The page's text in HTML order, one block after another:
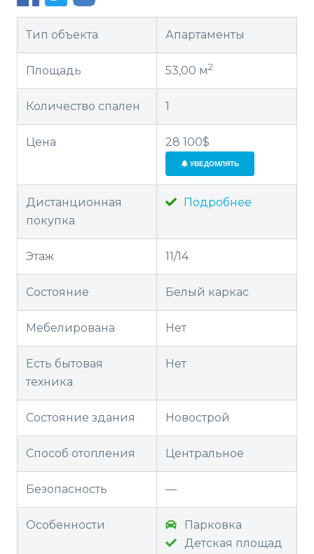
Тип объекта Апартаменты
Площадь 53,00 м2
Количество спален 1
Цена 28 100$
УВЕДОМЛЯТЬ
Дистанционная
покупка
Подробнее
Этаж 11/14
Состояние Белый каркас
Мебелирована Нет
Есть бытовая
техника
Нет
Состояние здания Новострой
Способ отопления Центральное
Безопасность —
Особенности
Парковка
Детская площад